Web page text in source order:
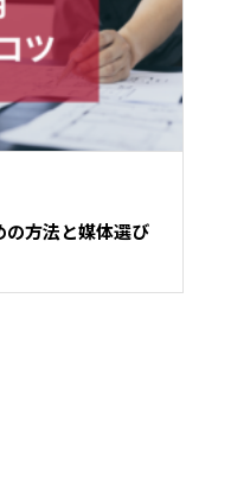
方法と媒体選び